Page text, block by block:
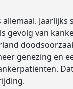
Jaarlijks
gevolg van
genezing en